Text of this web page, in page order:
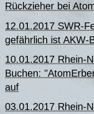
Rückzieher bei
12.01.2017 SWR-
gefährlich ist AKW-
10.01.2017 Rhein-
Buchen:
auf
03.01.2017 Rhein-